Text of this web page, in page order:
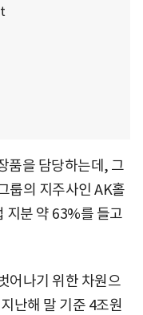
품을 담당하는데, 그
룹의 지주사인 AK홀
지분 약 63%를 들고
어나기 위한 차원으
난해 말 기준 4조원